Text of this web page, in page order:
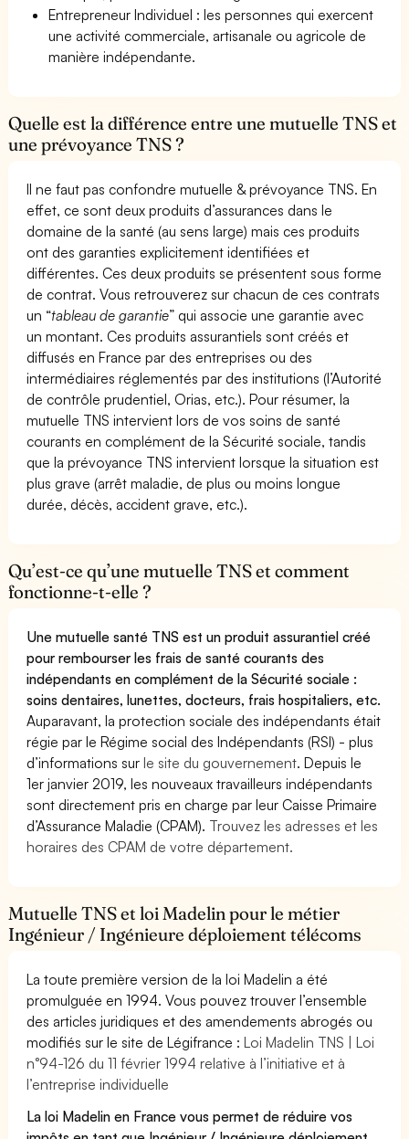
Entrepreneur Individuel : les personnes qui exercent
une activité commerciale, artisanale ou agricole de
manière indépendante.
Quelle est la différence entre une mutuelle TNS et
une prévoyance TNS ?
Il ne faut pas confondre mutuelle & prévoyance TNS. En
effet, ce sont deux produits d’assurances dans le
domaine de la santé (au sens large) mais ces produits
ont des garanties explicitement identifiées et
différentes. Ces deux produits se présentent sous forme
de contrat. Vous retrouverez sur chacun de ces contrats
un “tableau de garantie” qui associe une garantie avec
un montant. Ces produits assurantiels sont créés et
diffusés en France par des entreprises ou des
intermédiaires réglementés par des institutions (l’Autorité
de contrôle prudentiel, Orias, etc.). Pour résumer, la
mutuelle TNS intervient lors de vos soins de santé
courants en complément de la Sécurité sociale, tandis
que la prévoyance TNS intervient lorsque la situation est
plus grave (arrêt maladie, de plus ou moins longue
durée, décès, accident grave, etc.).
Qu’est-ce qu’une mutuelle TNS et comment
fonctionne-t-elle ?
Une mutuelle santé TNS est un produit assurantiel créé
pour rembourser les frais de santé courants des
indépendants en complément de la Sécurité sociale :
soins dentaires, lunettes, docteurs, frais hospitaliers, etc.
Auparavant, la protection sociale des indépendants était
régie par le Régime social des Indépendants (RSI) - plus
d’informations surle site du gouvernement. Depuis le
1er janvier 2019, les nouveaux travailleurs indépendants
sont directement pris en charge par leur Caisse Primaire
d’Assurance Maladie (CPAM). Trouvez les adresses et les
horaires des CPAM de votre département.
Mutuelle TNS et loi Madelin pour le métier
Ingénieur / Ingénieure déploiement télécoms
La toute première version de la loi Madelin a été
promulguée en 1994. Vous pouvez trouver l’ensemble
des articles juridiques et des amendements abrogés ou
modifiés sur le site de Légifrance :Loi Madelin TNS | Loi
n°94-126 du 11 février 1994 relative à l’initiative et à
l’entreprise individuelle
La loi Madelin en France vous permet de réduire vos